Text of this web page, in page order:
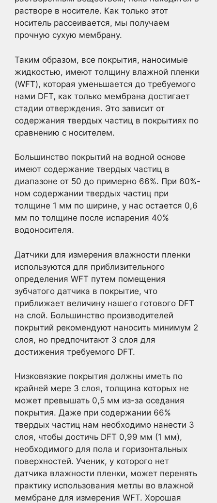
растворе в носителе. Как только этот
носитель рассеивается, мы получаем
прочную сухую мембрану.
Таким образом, все покрытия, наносимые
жидкостью, имеют толщину влажной пленки
(WFT), которая уменьшается до требуемого
нами DFT, как только мембрана достигает
стадии отверждения. Это зависит от
содержания твердых частиц в покрытиях по
сравнению с носителем.
Большинство покрытий на водной основе
имеют содержание твердых частиц в
диапазоне от 50 до примерно 66%. При 60%-
ном содержании твердых частиц при
толщине 1 мм по ширине, у нас остается 0,6
мм по толщине после испарения 40%
водоносителя.
Датчики для измерения влажности пленки
используются для приблизительного
определения WFT путем помещения
зубчатого датчика в покрытие, что
приближает величину нашего готового DFT
на слой. Большинство производителей
покрытий рекомендуют наносить минимум 2
слоя, но предпочитают 3 слоя для
достижения требуемого DFT.
Низковязкие покрытия должны иметь по
крайней мере 3 слоя, толщина которых не
может превышать 0,5 мм из-за оседания
покрытия. Даже при содержании 66%
твердых частиц нам необходимо нанести 3
слоя, чтобы достичь DFT 0,99 мм (1 мм),
необходимого для пола и горизонтальных
поверхностей. Ученик, у которого нет
датчика влажности пленки, может перенять
практику использования метлы во влажной
мембране для измерения WFT. Хорошая